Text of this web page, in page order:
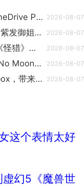
微软承认向部分 Win11 设备强推 OneDrive Photos，否认拿用户人脸训练 AI 2026-08-07
3D区新扛把子！ 《守望先锋》发布紫发御姐D.Mon宣传片 2026-08-07
游戏早报：网易《诡影藏锋》腾讯《怪猎》开测，多款新游将落地 2026-08-07
《穿越火线：军团》开发商 That’s No Moon 遭遇裁员 2026-08-07
《Puzzledorf》将于2026年登陆Xbox，带来全新谜题 2026-08-07
这个表情太好
幻5《魔兽世